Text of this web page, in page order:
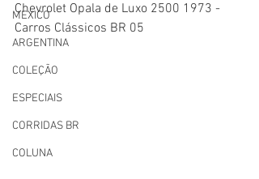
MEXICO
ARGENTINA
COLEÇÃO
ESPECIAIS
CORRIDAS BR
COLUNA
Chevrolet Opala de Luxo 2500 1973 -
Carros Clássicos BR 05